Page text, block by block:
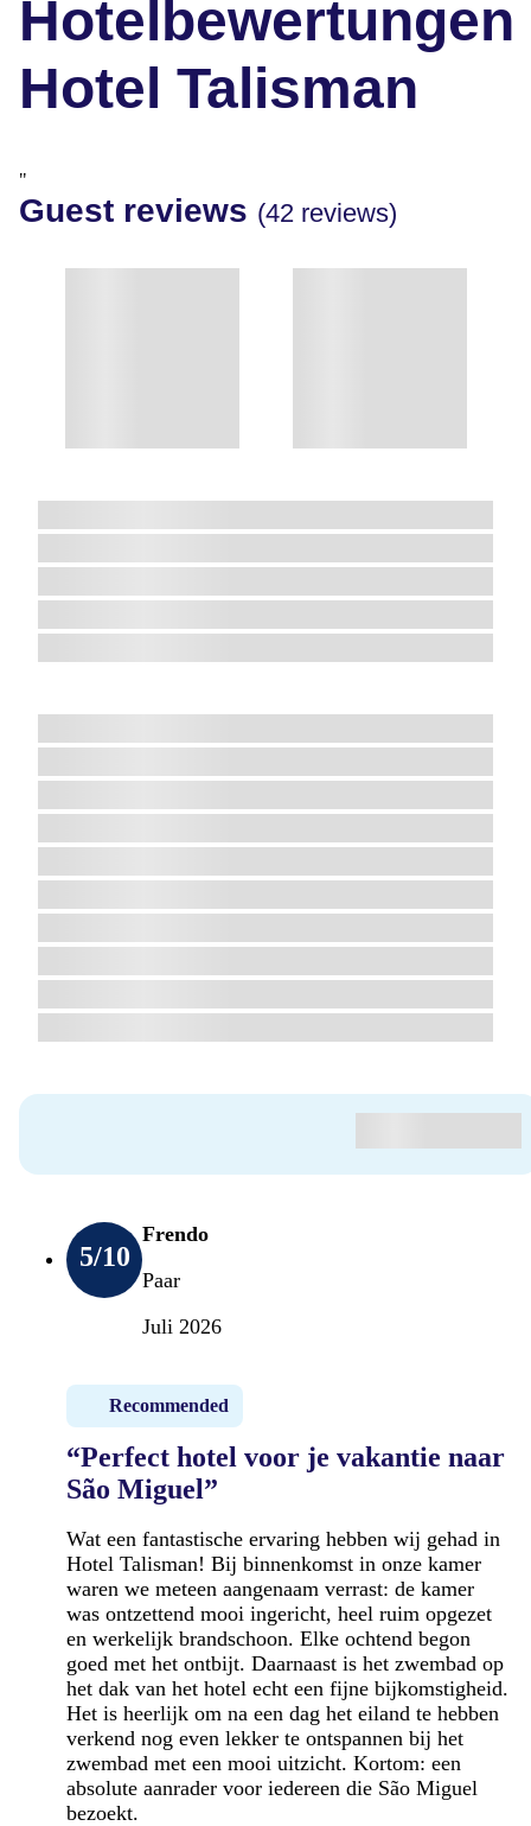
Hotelbewertungen
Hotel Talisman
"
Guest reviews (42 reviews)
5/10
Frendo
Paar
Juli 2026
Recommended
“Perfect hotel voor je vakantie naar
São Miguel”
Wat een fantastische ervaring hebben wij gehad in
Hotel Talisman! Bij binnenkomst in onze kamer
waren we meteen aangenaam verrast: de kamer
was ontzettend mooi ingericht, heel ruim opgezet
en werkelijk brandschoon. Elke ochtend begon
goed met het ontbijt. Daarnaast is het zwembad op
het dak van het hotel echt een fijne bijkomstigheid.
Het is heerlijk om na een dag het eiland te hebben
verkend nog even lekker te ontspannen bij het
zwembad met een mooi uitzicht. Kortom: een
absolute aanrader voor iedereen die São Miguel
bezoekt.